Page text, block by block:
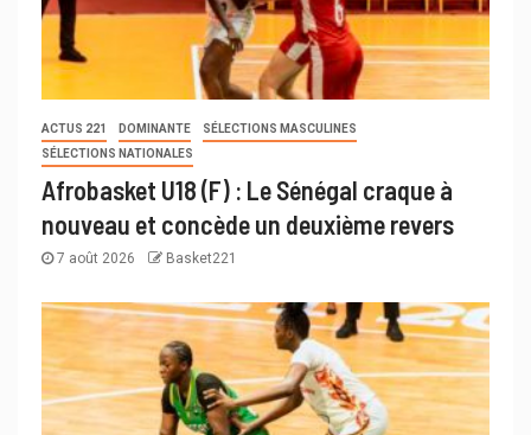
ACTUS 221 DOMINANTE
SÉLECTIONS MASCULINES
SÉLECTIONS NATIONALES
Afrobasket U18 (F) : Le Sénégal craque à
nouveau et concède un deuxième revers
7 août 2026 Basket221